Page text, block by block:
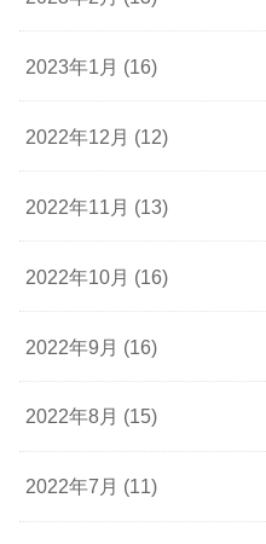
2023年1月 (16)
2022年12月 (12)
2022年11月 (13)
2022年10月 (16)
2022年9月 (16)
2022年8月 (15)
2022年7月 (11)